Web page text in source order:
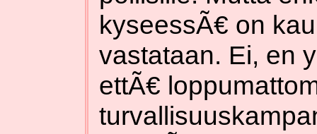
kyseessÃ€ on
vastataan. Ei, en
ettÃ€